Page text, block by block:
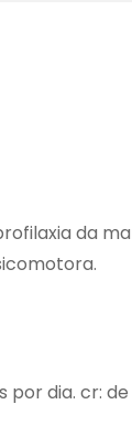
da
dia. cr: